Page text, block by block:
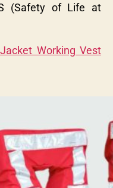
(Safety of Life at
Working Vest